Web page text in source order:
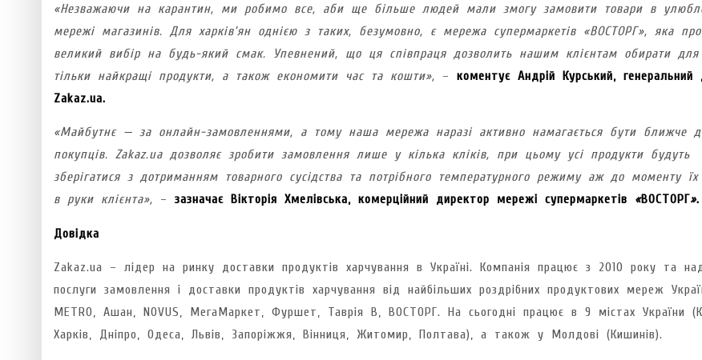
«Незважаючи на карантин, ми робимо все, аби ще більше людей мали змогу замовити товари в
мережі магазинів. Для харків’ян однією з таких, безумовно, є мережа супермаркетів «ВОСТОРГ», яка
великий вибір на будь-який смак. Упевнений, що ця співпраця дозволить нашим клієнтам обирати для
тільки найкращі продукти, а також економити час та кошти», – коментує Андрій Курський, генеральний
Zakaz.ua.
«Майбутнє — за онлайн-замовленнями, а тому наша мережа наразі активно намагається бути ближче
покупців. Zakaz.ua дозволяє зробити замовлення лише у кілька кліків, при цьому усі продукти будуть
зберігатися з дотриманням товарного сусідства та потрібного температурного режиму аж до моменту їх
в руки клієнта», – зазначає Вікторія Хмелівська, комерційний директор мережі супермаркетів «ВОСТОРГ».
Довідка
Zakaz.ua – лідер на ринку доставки продуктів харчування в Україні. Компанія працює з 2010 року та
послуги замовлення і доставки продуктів харчування від найбільших роздрібних продуктових мереж
METRO, Ашан, NOVUS, МегаМаркет, Фуршет, Таврія В, ВОСТОРГ. На сьогодні працює в 9 містах України
Харків, Дніпро, Одеса, Львів, Запоріжжя, Вінниця, Житомир, Полтава), а також у Молдові (Кишинів).